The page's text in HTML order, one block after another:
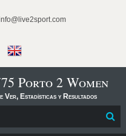
Porto 2 Women
Ver, Estadísticas y Resultados